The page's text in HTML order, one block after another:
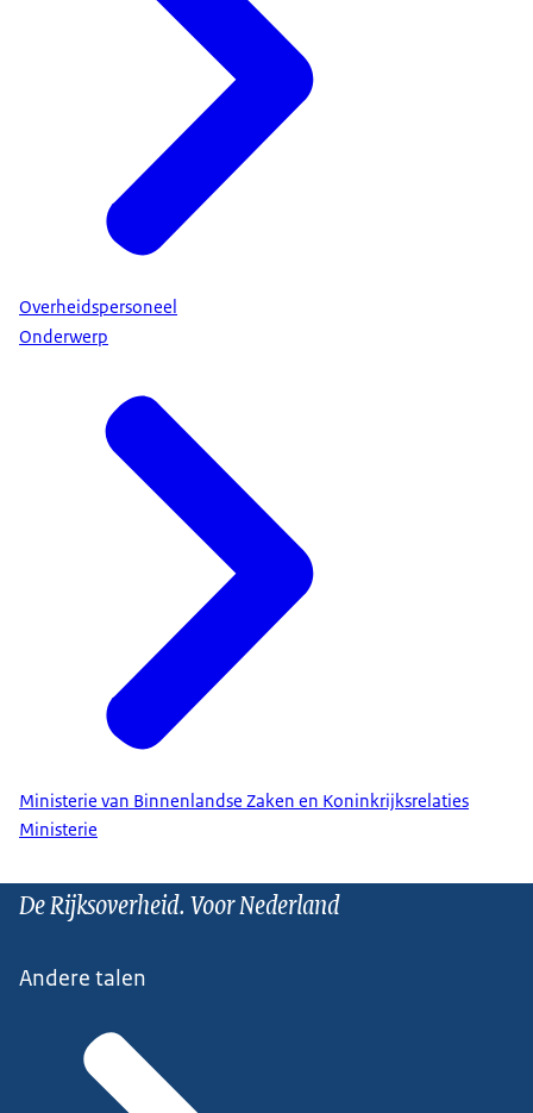
Overheidspersoneel
Onderwerp
Ministerie van Binnenlandse Zaken en Koninkrijksrelaties
Ministerie
De Rijksoverheid. Voor Nederland
Andere talen